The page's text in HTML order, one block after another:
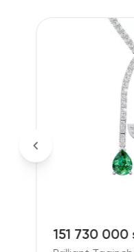
151 730 000